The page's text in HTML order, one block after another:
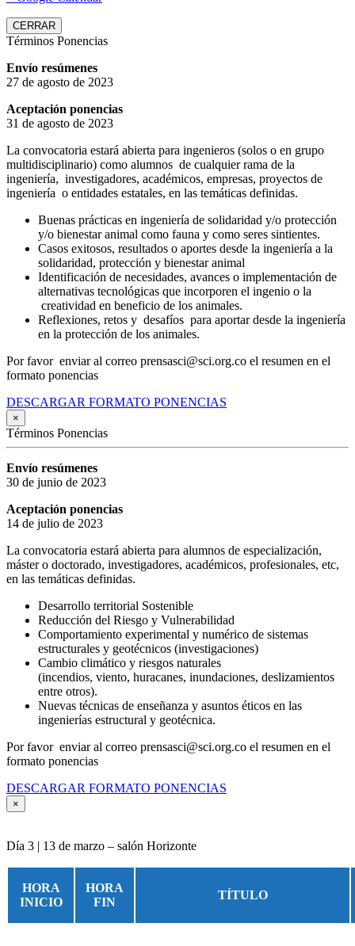
CERRAR
Términos Ponencias
Envío resúmenes
27 de agosto de 2023
Aceptación ponencias
31 de agosto de 2023
La convocatoria estará abierta para ingenieros (solos o en grupo
multidisciplinario) como alumnos de cualquier rama de la
ingeniería, investigadores, académicos, empresas, proyectos de
ingeniería o entidades estatales, en las temáticas definidas.
Buenas prácticas en ingeniería de solidaridad y/o protección
y/o bienestar animal como fauna y como seres sintientes.
Casos exitosos, resultados o aportes desde la ingeniería a la
solidaridad, protección y bienestar animal
Identificación de necesidades, avances o implementación de
alternativas tecnológicas que incorporen el ingenio o la
creatividad en beneficio de los animales.
Reflexiones, retos y desafíos para aportar desde la ingeniería
en la protección de los animales.
Por favor enviar al correo prensasci@sci.org.co el resumen en el
formato ponencias
DESCARGAR FORMATO PONENCIAS
×
Términos Ponencias
Envío resúmenes
30 de junio de 2023
Aceptación ponencias
14 de julio de 2023
La convocatoria estará abierta para alumnos de especialización,
máster o doctorado, investigadores, académicos, profesionales, etc,
en las temáticas definidas.
Desarrollo territorial Sostenible
Reducción del Riesgo y Vulnerabilidad
Comportamiento experimental y numérico de sistemas
estructurales y geotécnicos (investigaciones)
Cambio climático y riesgos naturales
(incendios, viento, huracanes, inundaciones, deslizamientos
entre otros).
Nuevas técnicas de enseñanza y asuntos éticos en las
ingenierías estructural y geotécnica.
Por favor enviar al correo prensasci@sci.org.co el resumen en el
formato ponencias
DESCARGAR FORMATO PONENCIAS
×
Día 3 | 13 de marzo – salón Horizonte
HORA
INICIO
HORA
FIN
TÍTULO